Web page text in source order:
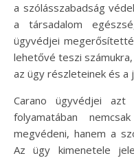
a szólásszabadság
a társadalom
ügyvédjei
lehetővé teszi
az ügy részleteinek és a
Carano ügyvédjei
folyamatában
megvédeni, hanem a
Az ügy kimenetele